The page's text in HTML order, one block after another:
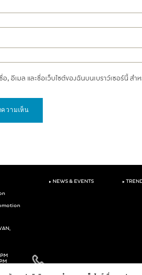
, อีเมล และชื่อเว็บไซต์ของฉันบนเบราว์เซอร์นี้ สำ
‣ NEWS & EVENTS ‣